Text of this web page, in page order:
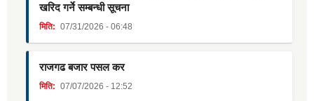
खरिद गर्ने सम्बन्धी सूचना
मिति: 07/31/2026 - 06:48
राजगढ बजार पसल कर
मिति: 07/07/2026 - 12:52